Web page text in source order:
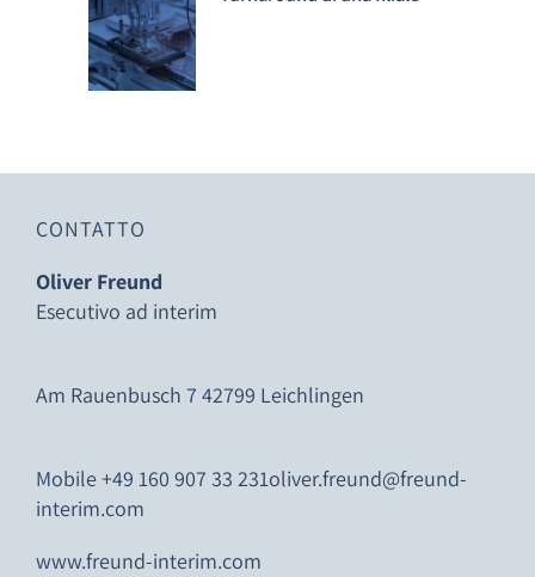
CONTATTO
Oliver Freund
Esecutivo ad interim
Am Rauenbusch 7 42799 Leichlingen
Mobile +49 160 907 33 231oliver.freund@freund-
interim.com
www.freund-interim.com